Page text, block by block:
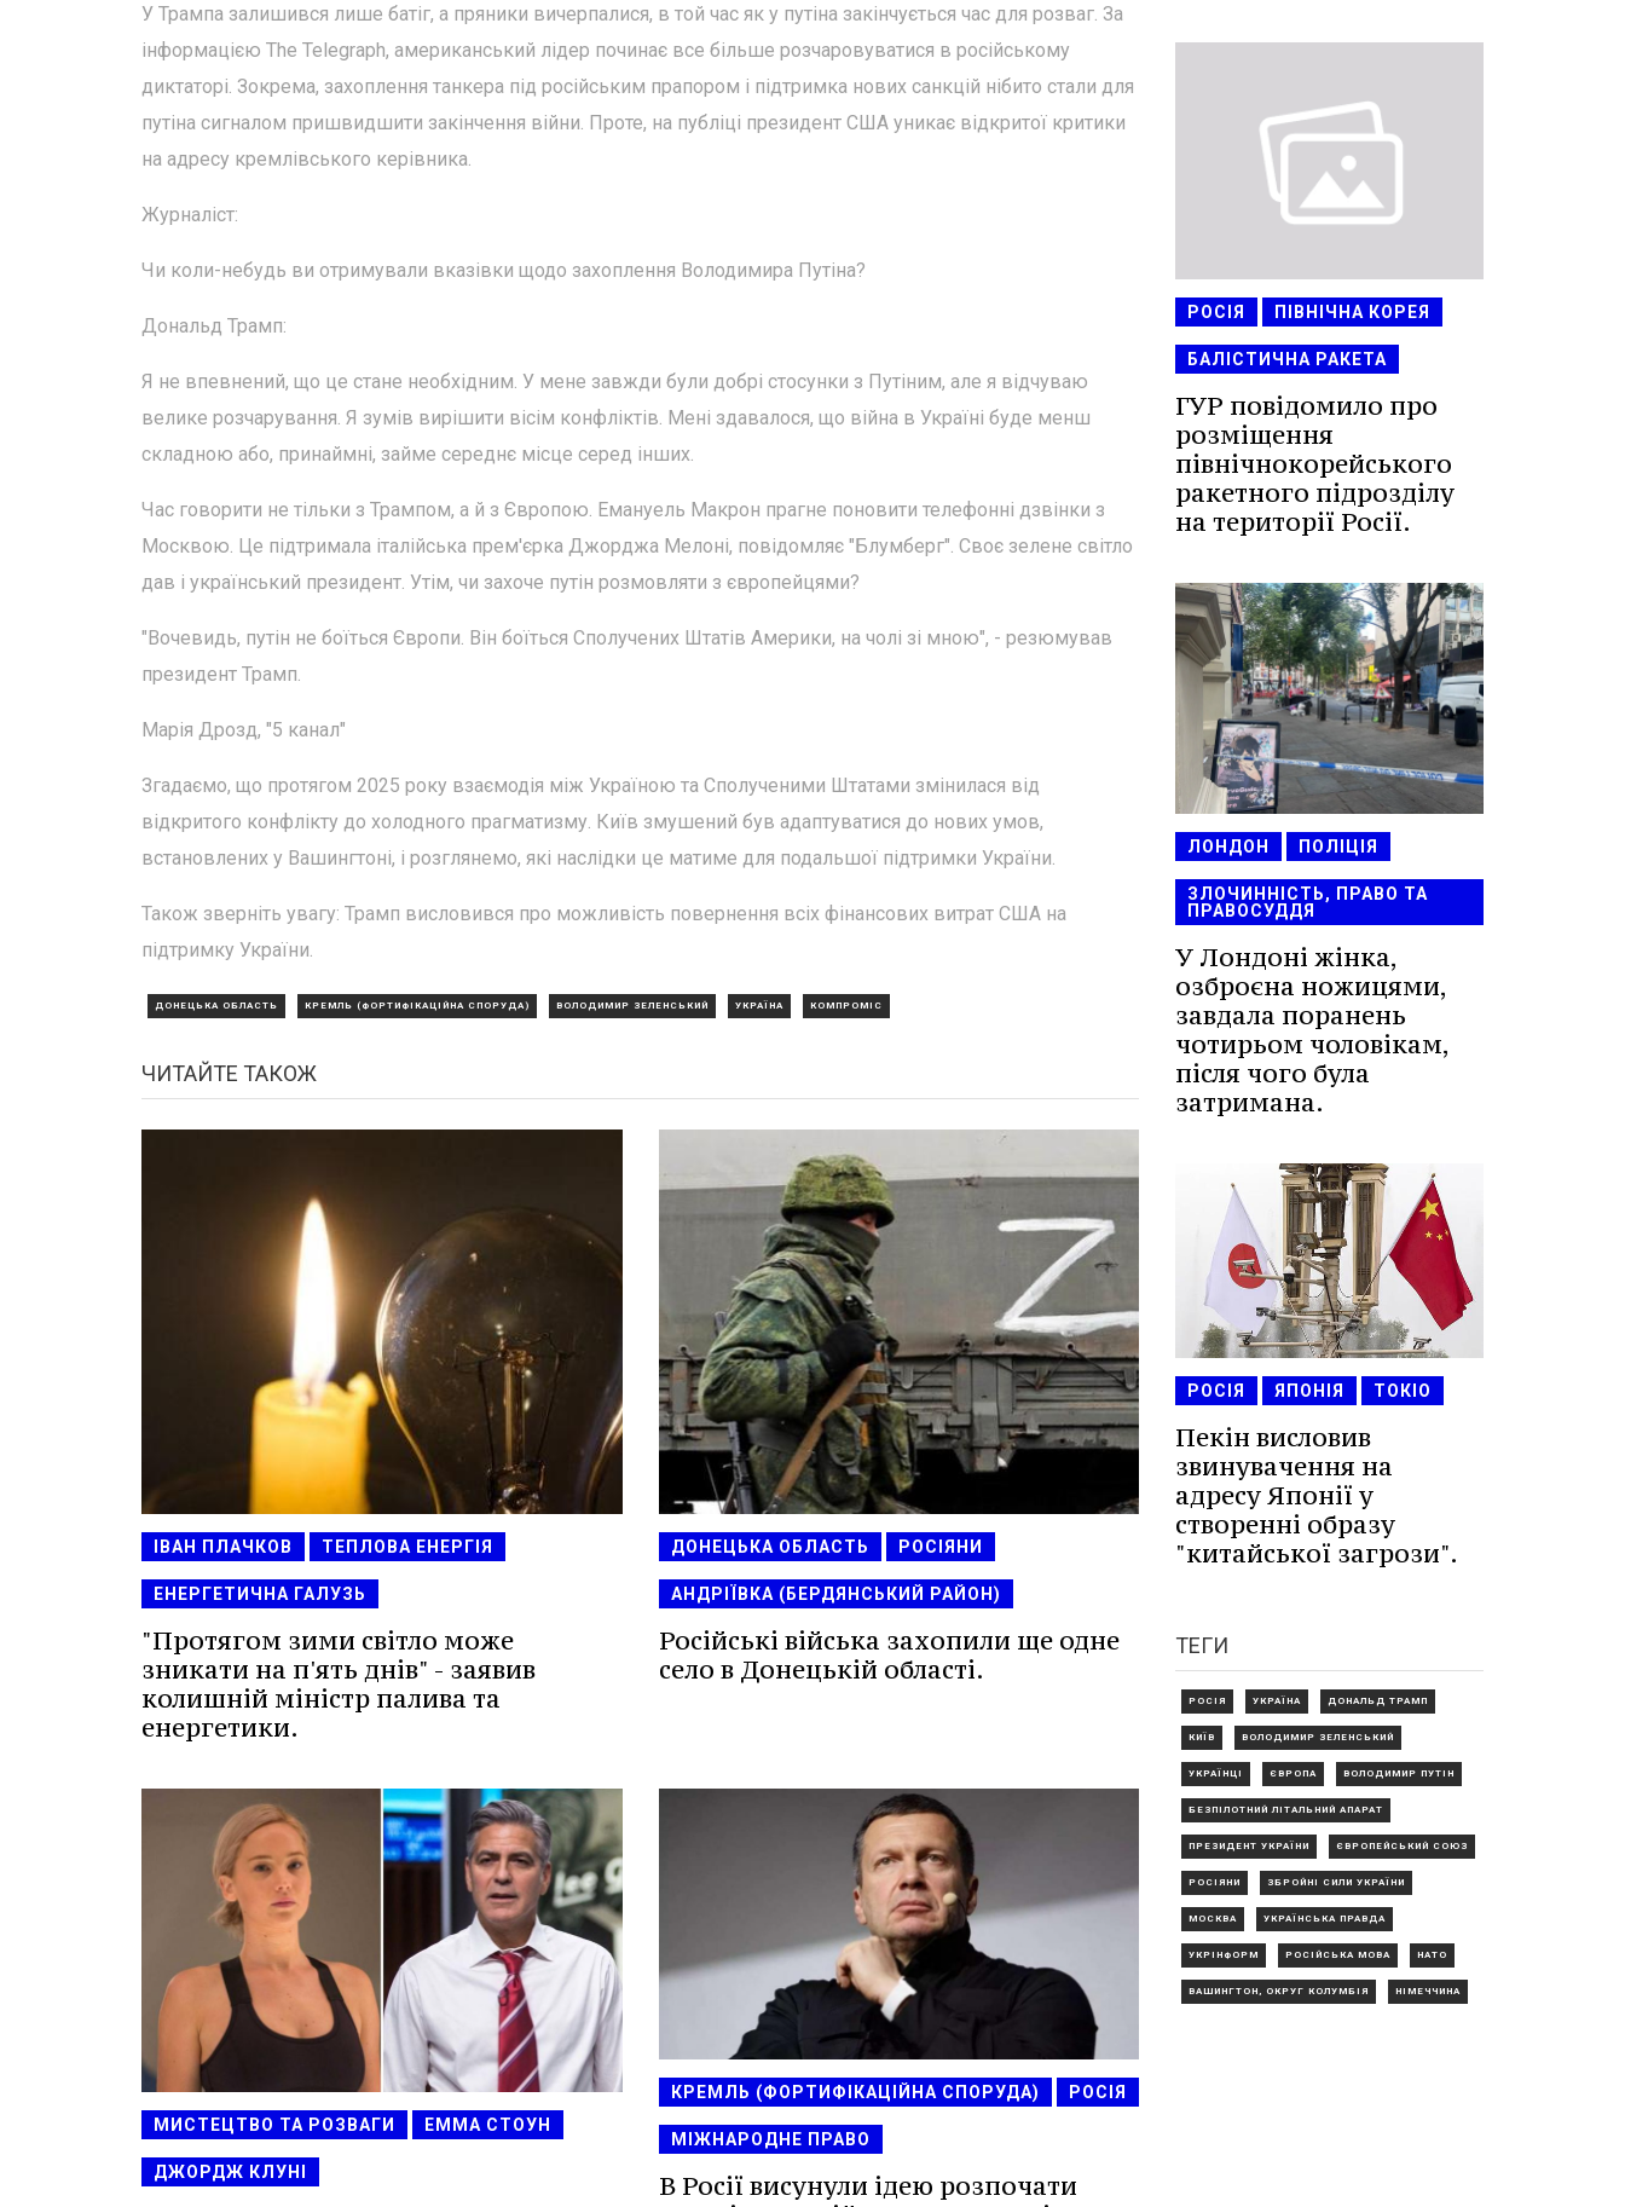
У Трампа залишився лише батіг, а пряники вичерпалися, в той час як у путіна закінчується час для розваг. За
інформацією The Telegraph, американський лідер починає все більше розчаровуватися в російському
диктаторі. Зокрема, захоплення танкера під російським прапором і підтримка нових санкцій нібито стали для
путіна сигналом пришвидшити закінчення війни. Проте, на публіці президент США уникає відкритої критики
на адресу кремлівського керівника.
Журналіст:
Чи коли-небудь ви отримували вказівки щодо захоплення Володимира Путіна?
Дональд Трамп:
Я не впевнений, що це стане необхідним. У мене завжди були добрі стосунки з Путіним, але я відчуваю
велике розчарування. Я зумів вирішити вісім конфліктів. Мені здавалося, що війна в Україні буде менш
складною або, принаймні, займе середнє місце серед інших.
Час говорити не тільки з Трампом, а й з Європою. Емануель Макрон прагне поновити телефонні дзвінки з
Москвою. Це підтримала італійська прем'єрка Джорджа Мелоні, повідомляє "Блумберг". Своє зелене світло
дав і український президент. Утім, чи захоче путін розмовляти з європейцями?
"Вочевидь, путін не боїться Європи. Він боїться Сполучених Штатів Америки, на чолі зі мною", - резюмував
президент Трамп.
Марія Дрозд, "5 канал"
Згадаємо, що протягом 2025 року взаємодія між Україною та Сполученими Штатами змінилася від
відкритого конфлікту до холодного прагматизму. Київ змушений був адаптуватися до нових умов,
встановлених у Вашингтоні, і розглянемо, які наслідки це матиме для подальшої підтримки України.
Також зверніть увагу: Трамп висловився про можливість повернення всіх фінансових витрат США на
підтримку України.
ДОНЕЦЬКА ОБЛАСТЬ КРЕМЛЬ (ФОРТИФІКАЦІЙНА СПОРУДА) ВОЛОДИМИР ЗЕЛЕНСЬКИЙ УКРАЇНА КОМПРОМІС
ЧИТАЙТЕ ТАКОЖ
ІВАН ПЛАЧКОВ ТЕПЛОВА ЕНЕРГІЯ
ЕНЕРГЕТИЧНА ГАЛУЗЬ
"Протягом зими світло може
зникати на п'ять днів" - заявив
колишній міністр палива та
енергетики.
ДОНЕЦЬКА ОБЛАСТЬ РОСІЯНИ
АНДРІЇВКА (БЕРДЯНСЬКИЙ РАЙОН)
Російські війська захопили ще одне
село в Донецькій області.
МИСТЕЦТВО ТА РОЗВАГИ ЕММА СТОУН
ДЖОРДЖ КЛУНІ
КРЕМЛЬ (ФОРТИФІКАЦІЙНА СПОРУДА) РОСІЯ
МІЖНАРОДНЕ ПРАВО
В Росії висунули ідею розпочати
РОСІЯ ПІВНІЧНА КОРЕЯ
БАЛІСТИЧНА РАКЕТА
ГУР повідомило про
розміщення
північнокорейського
ракетного підрозділу
на території Росії.
ЛОНДОН ПОЛІЦІЯ
ЗЛОЧИННІСТЬ, ПРАВО ТА
ПРАВОСУДДЯ
У Лондоні жінка,
озброєна ножицями,
завдала поранень
чотирьом чоловікам,
після чого була
затримана.
РОСІЯ ЯПОНІЯ ТОКІО
Пекін висловив
звинувачення на
адресу Японії у
створенні образу
"китайської загрози".
ТЕГИ
РОСІЯ УКРАЇНА ДОНАЛЬД ТРАМП
КИЇВ ВОЛОДИМИР ЗЕЛЕНСЬКИЙ
УКРАЇНЦІ ЄВРОПА ВОЛОДИМИР ПУТІН
БЕЗПІЛОТНИЙ ЛІТАЛЬНИЙ АПАРАТ
ПРЕЗИДЕНТ УКРАЇНИ ЄВРОПЕЙСЬКИЙ СОЮЗ
РОСІЯНИ ЗБРОЙНІ СИЛИ УКРАЇНИ
МОСКВА УКРАЇНСЬКА ПРАВДА
УКРІНФОРМ РОСІЙСЬКА МОВА НАТО
ВАШИНГТОН, ОКРУГ КОЛУМБІЯ НІМЕЧЧИНА